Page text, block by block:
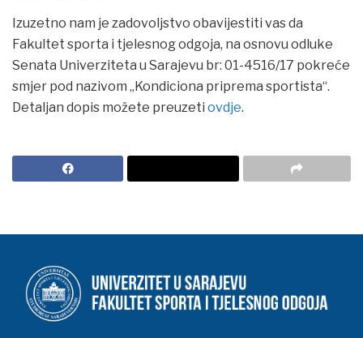
Izuzetno nam je zadovoljstvo obavijestiti vas da
Fakultet sporta i tjelesnog odgoja, na osnovu odluke
Senata Univerziteta u Sarajevu br: 01-4516/17 pokreće
smjer pod nazivom „Kondiciona priprema sportista“.
Detaljan dopis možete preuzeti ovdje.